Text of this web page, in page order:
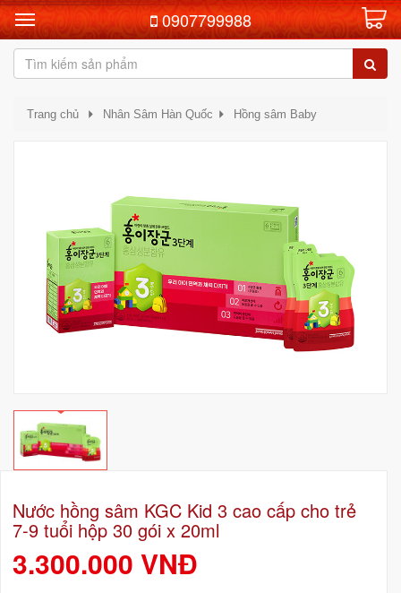
0907799988
Trang chủ Nhân Sâm Hàn Quốc Hồng sâm Baby
Nước hồng sâm KGC Kid 3 cao cấp cho trẻ
7-9 tuổi hộp 30 gói x 20ml
3.300.000 VNĐ